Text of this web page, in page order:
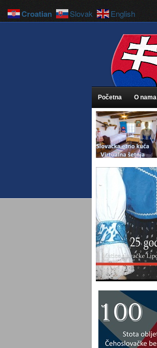
Početna O nama
Croatian Slovak English